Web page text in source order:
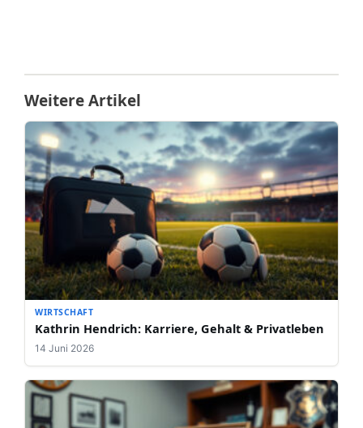
Weitere Artikel
WIRTSCHAFT
Kathrin Hendrich: Karriere, Gehalt & Privatleben
14 Juni 2026